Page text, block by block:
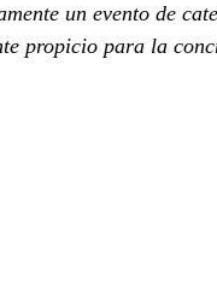
un evento de
propicio para la